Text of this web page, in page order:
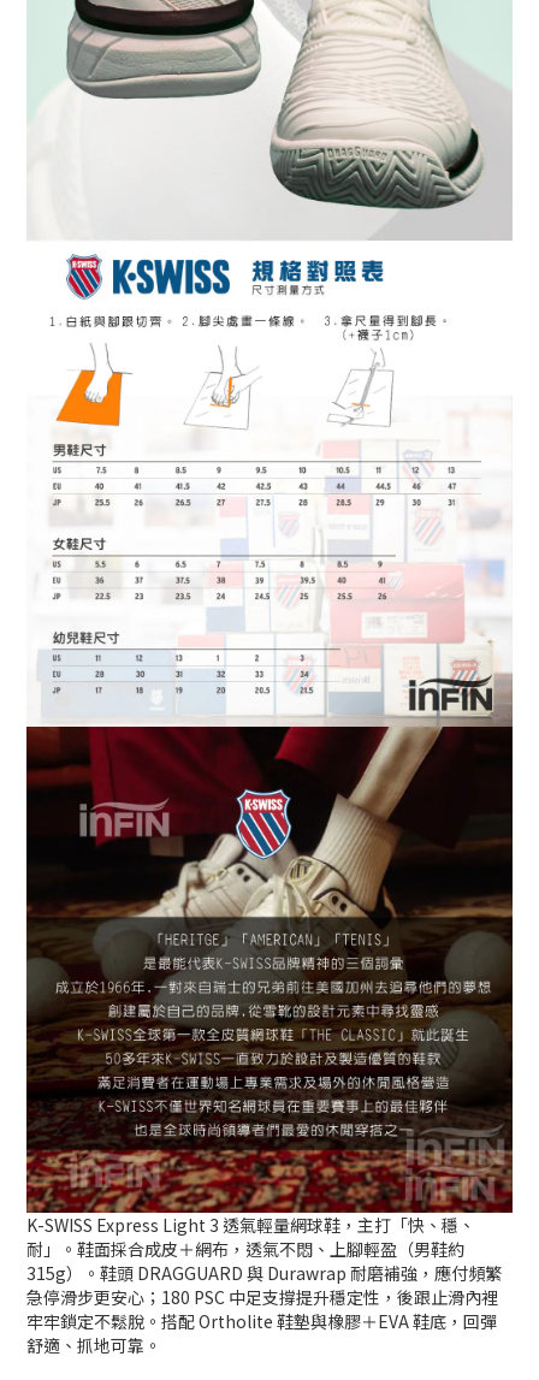
K-SWISS Express Light 3 透氣輕量網球鞋，主打「快、穩、
耐」。鞋面採合成皮＋網布，透氣不悶、上腳輕盈（男鞋約
315g）。鞋頭 DRAGGUARD 與 Durawrap 耐磨補強，應付頻繁
急停滑步更安心；180 PSC 中足支撐提升穩定性，後跟止滑內裡
牢牢鎖定不鬆脫。搭配 Ortholite 鞋墊與橡膠＋EVA 鞋底，回彈
舒適、抓地可靠。